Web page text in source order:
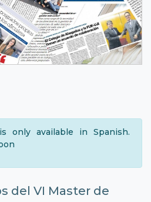
only available in Spanish.
del VI Master de